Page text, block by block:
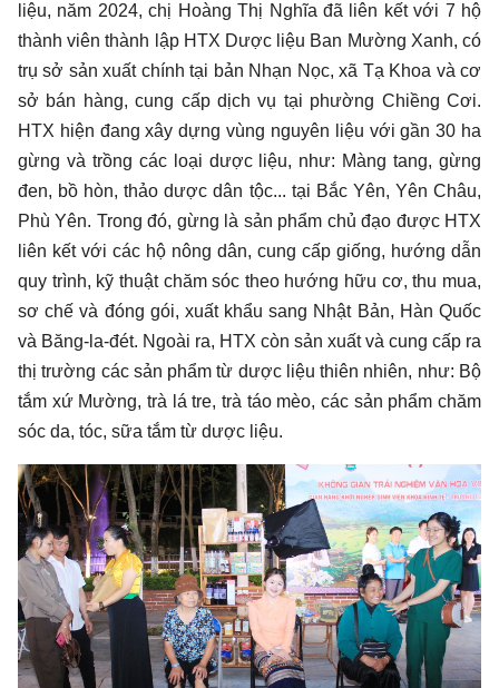
liệu, năm 2024, chị Hoàng Thị Nghĩa đã liên kết với 7 hộ
thành viên thành lập HTX Dược liệu Ban Mường Xanh, có
trụ sở sản xuất chính tại bản Nhạn Nọc, xã Tạ Khoa và cơ
sở bán hàng, cung cấp dịch vụ tại phường Chiềng Cơi.
HTX hiện đang xây dựng vùng nguyên liệu với gần 30 ha
gừng và trồng các loại dược liệu, như: Màng tang, gừng
đen, bồ hòn, thảo dược dân tộc... tại Bắc Yên, Yên Châu,
Phù Yên. Trong đó, gừng là sản phẩm chủ đạo được HTX
liên kết với các hộ nông dân, cung cấp giống, hướng dẫn
quy trình, kỹ thuật chăm sóc theo hướng hữu cơ, thu mua,
sơ chế và đóng gói, xuất khẩu sang Nhật Bản, Hàn Quốc
và Băng-la-đét. Ngoài ra, HTX còn sản xuất và cung cấp ra
thị trường các sản phẩm từ dược liệu thiên nhiên, như: Bộ
tắm xứ Mường, trà lá tre, trà táo mèo, các sản phẩm chăm
sóc da, tóc, sữa tắm từ dược liệu.